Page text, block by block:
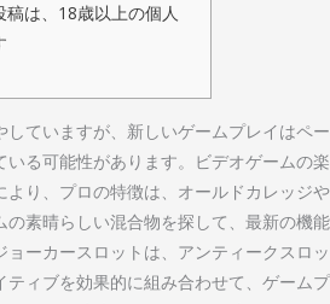
は、18歳以上の個人
していますが、新しいゲームプレイはペー
る可能性があります。ビデオゲームの楽
より、プロの特徴は、オールドカレッジや
の素晴らしい混合物を探して、最新の機能
ョーカースロットは、アンティークスロッ
ティブを効果的に組み合わせて、ゲームプ